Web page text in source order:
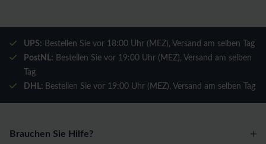
UPS: Bestellen Sie vor 18:00 Uhr (MEZ), Versand am selben Tag
PostNL: Bestellen Sie vor 19:00 Uhr (MEZ), Versand am selben
Tag
DHL: Bestellen Sie vor 19:00 Uhr (MEZ), Versand am selben Tag
Brauchen Sie Hilfe?